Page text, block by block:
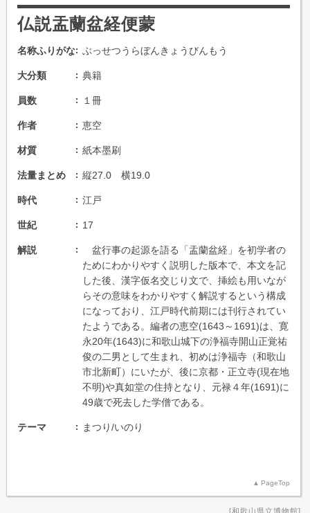
仏説盂蘭盆経便蒙
名称ふりがな ぶっせつうらぼんきょうびんもう
大分類 典籍
員数 １冊
作者 恵空
材質 紙本墨刷
法量まとめ 縦27.0 横19.0
時代 江戸
世紀 17
解説
盆行事の起源を語る「盂蘭盆経」を初学者の
ためにわかりやすく説明した版本で、本文を記
した後、漢字仮名交じり文で、挿絵も用いなが
らその意味をわかりやすく解説するという構成
になっており、江戸時代前期には刊行されてい
たようである。編者の恵空(1643～1691)は、寛
永20年(1643)に和歌山城下の浄福寺開山正覚祐
俊の二男として生まれ、初めは浄福寺（和歌山
市北新町）にいたが、後に京都・正立寺(現在地
不明)や真如堂の住持となり、元禄４年(1691)に
49歳で死去した学僧である。
テーマ まつり/いのり
PageTop
和歌山県立博物館